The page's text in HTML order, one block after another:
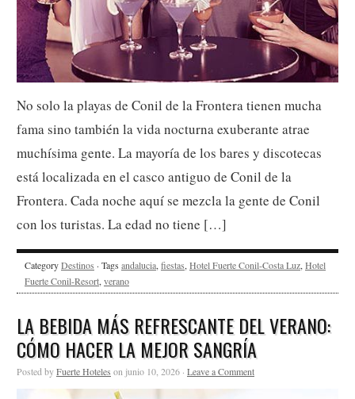
No solo la playas de Conil de la Frontera tienen mucha
fama sino también la vida nocturna exuberante atrae
muchísima gente. La mayoría de los bares y discotecas
está localizada en el casco antiguo de Conil de la
Frontera. Cada noche aquí se mezcla la gente de Conil
con los turistas. La edad no tiene […]
CategoryDestinos · Tags andalucia, fiestas, Hotel Fuerte Conil-Costa Luz, Hotel
Fuerte Conil-Resort, verano
LA BEBIDA MÁS REFRESCANTE DEL VERANO:
CÓMO HACER LA MEJOR SANGRÍA
Posted byFuerte Hoteles on junio 10, 2026 · Leave a Comment